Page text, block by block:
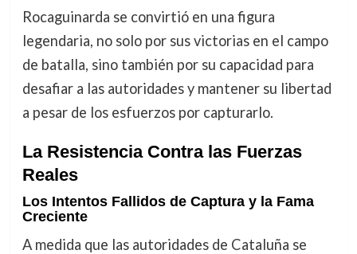
Rocaguinarda se convirtió en una figura
legendaria, no solo por sus victorias en el campo
de batalla, sino también por su capacidad para
desafiar a las autoridades y mantener su libertad
a pesar de los esfuerzos por capturarlo.
La Resistencia Contra las Fuerzas
Reales
Los Intentos Fallidos de Captura y la Fama
Creciente
A medida que las autoridades de Cataluña se